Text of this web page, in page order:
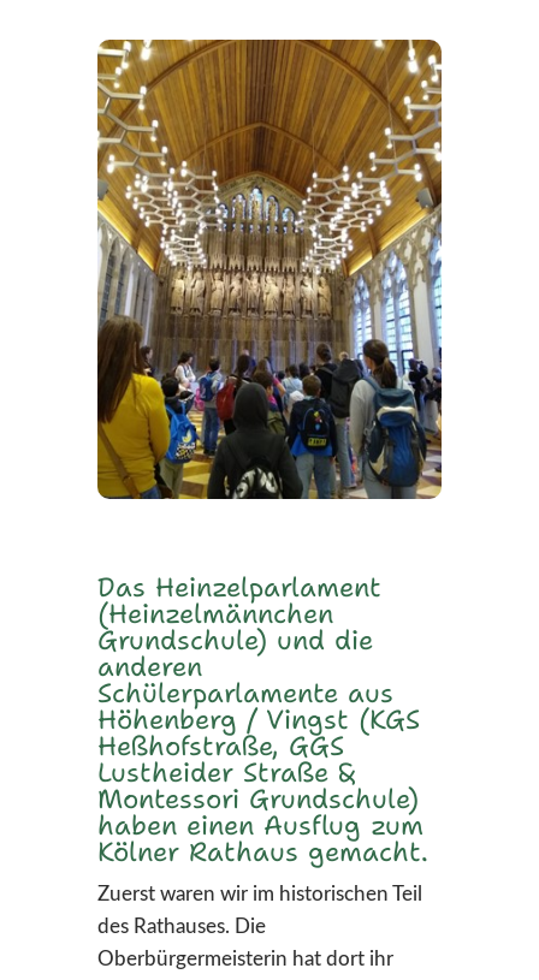
Das Heinzelparlament
(Heinzelmännchen
Grundschule) und die
anderen
Schülerparlamente aus
Höhenberg / Vingst (KGS
Heßhofstraße, GGS
Lustheider Straße &
Montessori Grundschule)
haben einen Ausflug zum
Kölner Rathaus gemacht.
Zuerst waren wir im historischen Teil
des Rathauses. Die
Oberbürgermeisterin hat dort ihr